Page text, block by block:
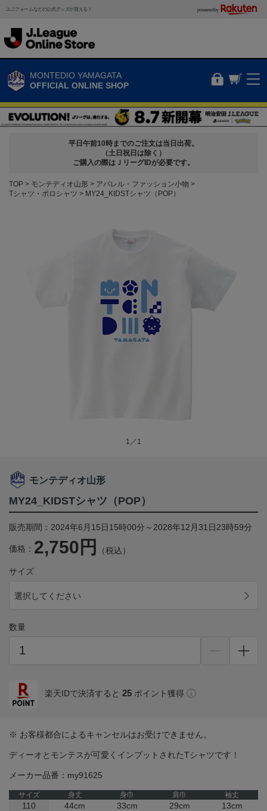
ユニフォームなどの公式グッズが買える！ powered by
MONTEDIO YAMAGATA
OFFICIAL ONLINE SHOP
平日午前10時までのご注文は当日出荷。
（土日祝日は除く）
ご購入の際はＪリーグIDが必要です。
TOP モンテディオ山形
アパレル・ファッション小物
Tシャツ・ポロシャツ
MY24_KIDSTシャツ（POP）
1／1
モンテディオ山形
MY24_KIDSTシャツ（POP）
販売期間：2024年6月15日15時00分～2028年12月31日23時59分
価格： 2,750円 （税込）
サイズ
選択してください
数量
楽天IDで決済すると 25 ポイント獲得
※ お客様都合によるキャンセルはお受けできません。
ディーオとモンテスが可愛くインプットされたTシャツです！
メーカー品番：my91625
サイズ 身丈 身巾 肩巾 袖丈
110 44cm 33cm 29cm
13cm